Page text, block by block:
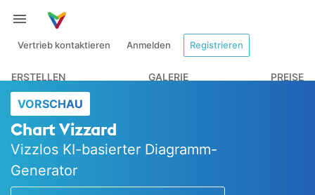
Vertrieb kontaktieren Anmelden Registrieren
ERSTELLEN GALERIE PREISE
VORSCHAU
Chart Vizzard
Vizzlos KI-basierter Diagramm-
Generator